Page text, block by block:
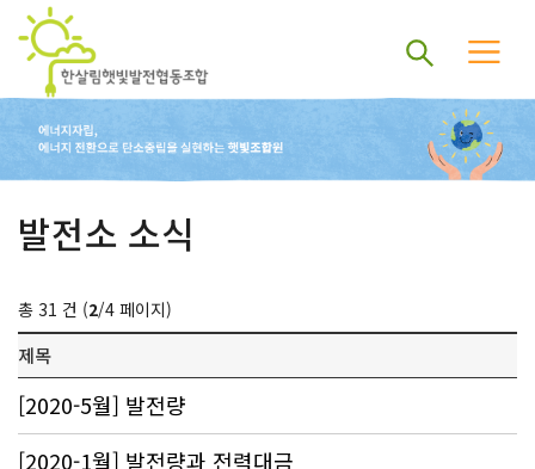
발전소 소식
총 31 건 (2/4 페이지)
제목
[2020-5월] 발전량
[2020-1월] 발전량과 전력대금